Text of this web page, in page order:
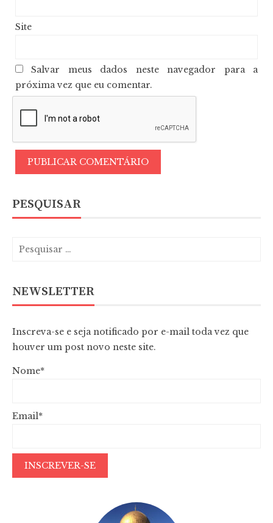
Site
Salvar meus dados neste navegador para a
próxima vez que eu comentar.
PESQUISAR
NEWSLETTER
Inscreva-se e seja notificado por e-mail toda vez que
houver um post novo neste site.
Nome*
Email*